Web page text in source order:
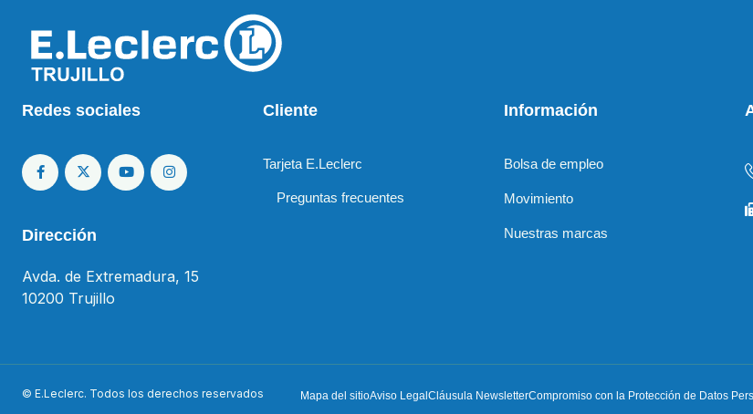
Redes sociales
Dirección
Avda. de Extremadura, 15
10200 Trujillo
Cliente
Tarjeta E.Leclerc
Preguntas frecuentes
Información
Bolsa de empleo
Movimiento
Nuestras marcas
© E.Leclerc. Todos los derechos reservados Mapa del sitioAviso Legal Cláusula NewsletterCompromiso con la Protección de Datos